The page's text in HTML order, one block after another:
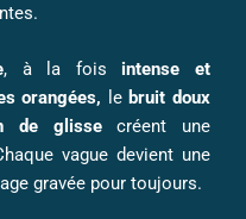
, à la fois intense et
orangées, le bruit doux
de glissecréent une
vague devient une
gravée pour toujours.